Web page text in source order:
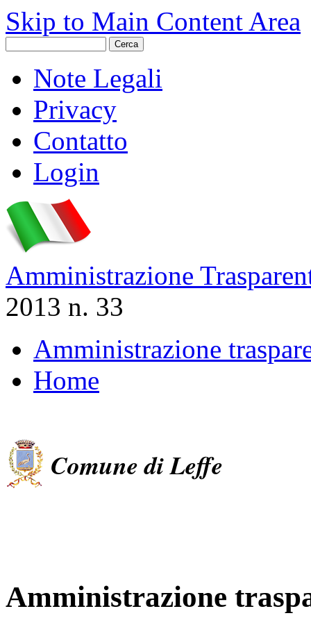
Skip to Main Content Area
Note Legali
Privacy
Contatto
Login
Amministrazione
2013 n. 33
Amministrazione
Home
Comune di Leffe
Amministrazione